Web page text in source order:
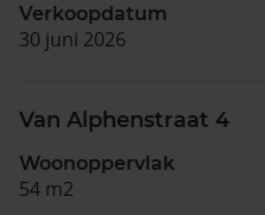
Verkoopdatum
30 juni 2026
Van Alphenstraat 4
Woonoppervlak
54 m2